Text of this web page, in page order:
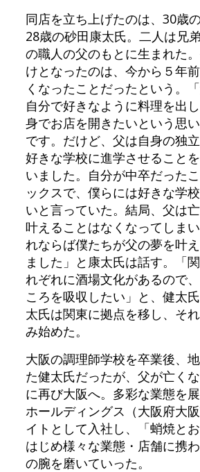
同店を立ち上げたのは、30歳
28歳の砂田康太氏。二人は兄
の職人の父のもとに生まれた
けとなったのは、今から５年
くなったことだったという。
自分で好きなように料理を出
身でお店を開きたいという思
です。だけど、父は自身の独
好きな学校に進学させること
いました。自分が中卒だった
ックスで、僕らには好きな学
いと言っていた。結局、父は
叶えることはなくなってしま
れならば僕たちが父の夢を叶
ました」と康太氏は話す。「
れぞれに酒場文化があるので
ころを吸収したい」と、健太
太氏は関東に拠点を移し、そ
み始めた。
大阪の調理師学校を卒業後、
た健太氏だったが、父が亡く
に再び大阪へ。多彩な業態を
ホールディングス（大阪府大
イトとして入社し、「蛸焼と
はじめ様々な業態・店舗に携
の腕を磨いていった。